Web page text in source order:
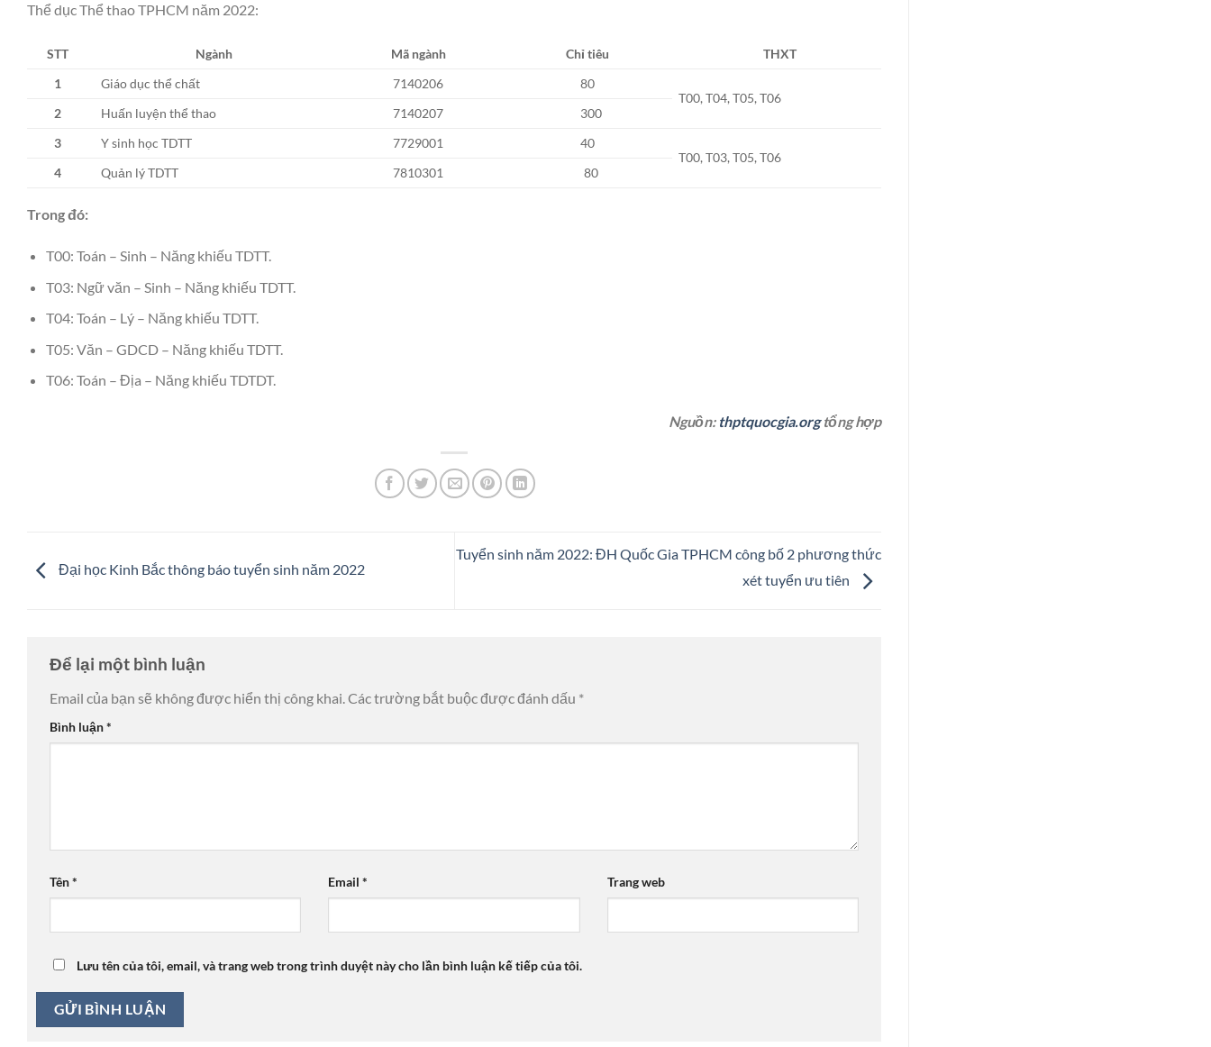
Thể dục Thể thao TPHCM năm 2022:
STT Ngành Mã ngành Chỉ tiêu
THXT
1
Giáo dục thể chất 7140206
80
T00, T04, T05, T06
2
Huấn luyện thể thao 7140207
300
3
Y sinh học TDTT 7729001
40
T00, T03, T05, T06
4
Quản lý TDTT 7810301 80
Trong đó:
T00: Toán – Sinh – Năng khiếu TDTT.
T03: Ngữ văn – Sinh – Năng khiếu TDTT.
T04: Toán – Lý – Năng khiếu TDTT.
T05: Văn – GDCD – Năng khiếu TDTT.
T06: Toán – Địa – Năng khiếu TDTDT.
Nguồn: thptquocgia.orgtổng hợp
Đại học Kinh Bắc thông báo tuyển sinh năm 2022
Tuyển sinh năm 2022: ĐH Quốc Gia TPHCM công bố 2 phương thức
xét tuyển ưu tiên
Để lại một bình luận
Email của bạn sẽ không được hiển thị công khai.Các trường bắt buộc được đánh dấu *
Bình luận*
Tên* Email* Trang web
Lưu tên của tôi, email, và trang web trong trình duyệt này cho lần bình luận kế tiếp của tôi.